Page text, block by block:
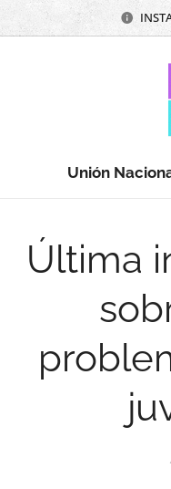
Unión
Última